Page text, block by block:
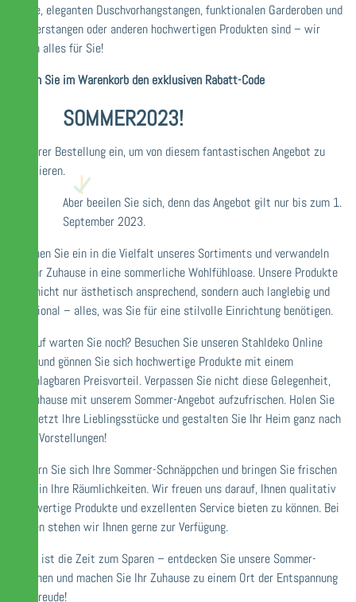
Küche, eleganten Duschvorhangstangen, funktionalen Garderoben und
Kleiderstangen oder anderen hochwertigen Produkten sind – wir
haben alles für Sie!
Geben Sie im Warenkorb den exklusiven Rabatt-Code
SOMMER2023!
bei Ihrer Bestellung ein, um von diesem fantastischen Angebot zu
profitieren.
Aber beeilen Sie sich, denn das Angebot gilt nur bis zum 1.
September 2023.
Tauchen Sie ein in die Vielfalt unseres Sortiments und verwandeln
Sie Ihr Zuhause in eine sommerliche Wohlfühloase. Unsere Produkte
sind nicht nur ästhetisch ansprechend, sondern auch langlebig und
funktional – alles, was Sie für eine stilvolle Einrichtung benötigen.
Worauf warten Sie noch? Besuchen Sie unseren Stahldeko Online
Shop und gönnen Sie sich hochwertige Produkte mit einem
unschlagbaren Preisvorteil. Verpassen Sie nicht diese Gelegenheit,
Ihr Zuhause mit unserem Sommer-Angebot aufzufrischen. Holen Sie
sich jetzt Ihre Lieblingsstücke und gestalten Sie Ihr Heim ganz nach
Ihren Vorstellungen!
Sichern Sie sich Ihre Sommer-Schnäppchen und bringen Sie frischen
Wind in Ihre Räumlichkeiten. Wir freuen uns darauf, Ihnen qualitativ
hochwertige Produkte und exzellenten Service bieten zu können. Bei
Fragen stehen wir Ihnen gerne zur Verfügung.
Jetzt ist die Zeit zum Sparen – entdecken Sie unsere Sommer-
Aktionen und machen Sie Ihr Zuhause zu einem Ort der Entspannung
und Freude!